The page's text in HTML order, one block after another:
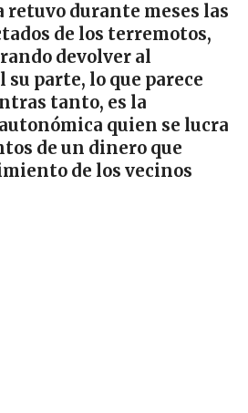
retuvo durante meses las
de los terremotos,
devolver al
parte, lo que parece
tanto, es la
quien se lucra
de un dinero que
de los vecinos